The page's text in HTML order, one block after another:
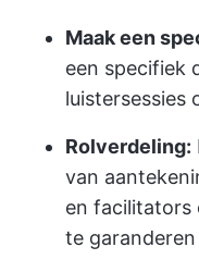
Maak een
een specifiek
luistersessies
Rolverdeling:
van
en facilitators
te garanderen